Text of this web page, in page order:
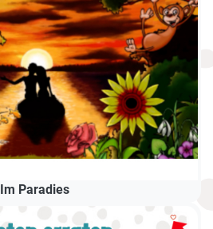
Im Paradies